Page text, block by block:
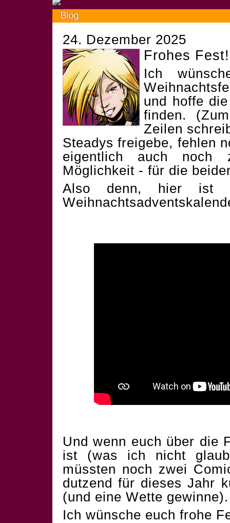
24. Dezember 2025
Frohes Fest!
Ich
und hoffe
finden.
Zeilen
Steadys freigebe, fehlen
eigentlich auch noch
Möglichkeit - für die
Also denn, hier ist
Und wenn euch über die
ist (was ich nicht
müssten noch zwei
dutzend für dieses Jahr
(und eine Wette
Ich wünsche euch frohe